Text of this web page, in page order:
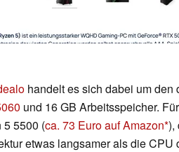
handelt es sich dabei um den
und 16 GB Arbeitsspeicher.
5 5500 (ca. 73 Euro auf Amazon ),
etwas langsamer als die